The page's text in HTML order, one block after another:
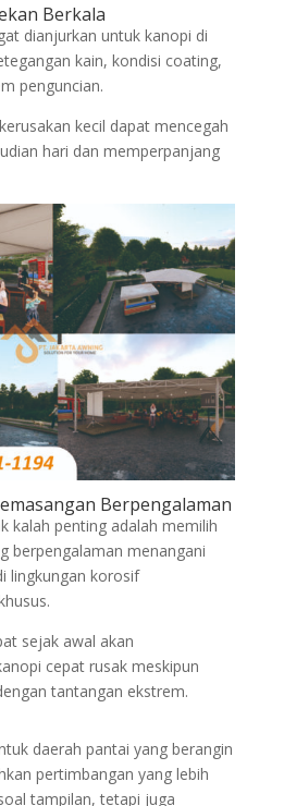
Berkala
dianjurkan untuk kanopi di
kain, kondisi coating,
penguncian.
kecil dapat mencegah
hari dan memperpanjang
Berpengalaman
kalah penting adalah memilih
berpengalaman menangani
lingkungan korosif
sejak awal akan
cepat rusak meskipun
tantangan ekstrem.
daerah pantai yang berangin
pertimbangan yang lebih
tampilan, tetapi juga